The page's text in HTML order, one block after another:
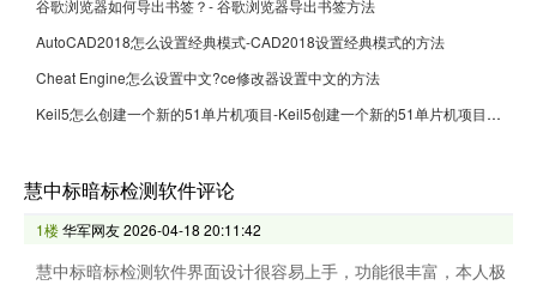
谷歌浏览器如何导出书签？- 谷歌浏览器导出书签方法
AutoCAD2018怎么设置经典模式-CAD2018设置经典模式的方法
Cheat Engine怎么设置中文?ce修改器设置中文的方法
Keil5怎么创建一个新的51单片机项目-Keil5创建一个新的51单片机项目的方法
慧中标暗标检测软件评论
1楼华军网友2026-04-18 20:11:42
慧中标暗标检测软件界面设计很容易上手，功能很丰富，本人极